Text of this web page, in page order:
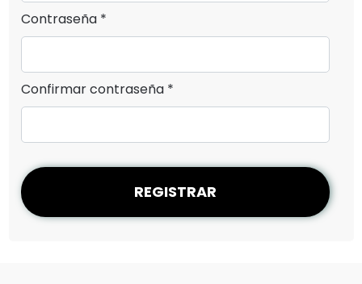
Contraseña *
Confirmar contraseña *
REGISTRAR